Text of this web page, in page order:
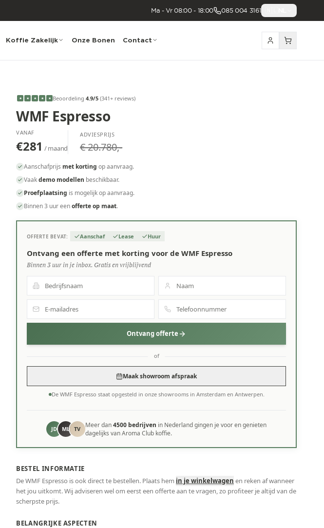
Ma - Vr 08:00 - 18:00 085 004 3161
Koffie Zakelijk Onze Bonen Contact
★ ★ ★ ★ ★ Beoordeling 4.9/5 (341+ reviews)
WMF Espresso
VANAF
€281 / maand
ADVIESPRIJS
€ 20.780,-
Aanschafprijs met korting op aanvraag.
Vaakdemo modellen beschikbaar.
Proefplaatsing is mogelijk op aanvraag.
Binnen 3 uur eenofferte op maat.
OFFERTE BEVAT: Aanschaf Lease Huur
Ontvang een offerte met korting voor de WMF Espresso
Binnen 3 uur in je inbox. Gratis en vrijblijvend
Ontvang offerte
of
Maak showroom afspraak
De WMF Espresso staat opgesteld in onze showrooms in Amsterdam en Antwerpen.
JD ML TV Meer dan4500 bedrijven in Nederland gingen je voor en genieten
dagelijks van Aroma Club koffie.
BESTEL INFORMATIE
De WMF Espresso is ook direct te bestellen. Plaats hem in je winkelwagen en reken af wanneer
het jou uitkomt. Wij adviseren wel om eerst een offerte aan te vragen, zo profiteer je altijd van de
scherpste prijs.
BELANGRIJKE ASPECTEN